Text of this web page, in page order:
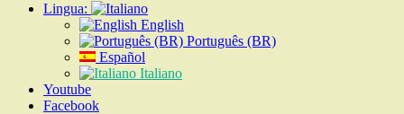
Lingua:
English
Português (BR)
Español
Italiano
Youtube
Facebook